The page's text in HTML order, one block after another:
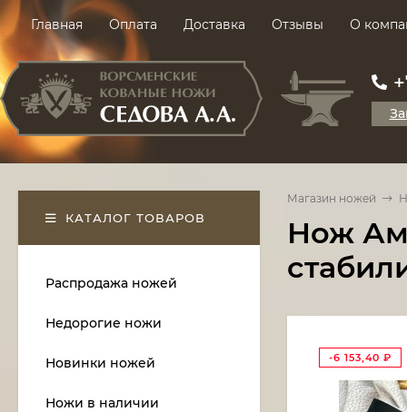
Главная Оплата Доставка Отзывы О
Магазин ножей
Нож
-6 153,40 ₽
КАТАЛОГ ТОВАРОВ
Распродажа ножей
Недорогие ножи
Новинки ножей
Ножи в наличии